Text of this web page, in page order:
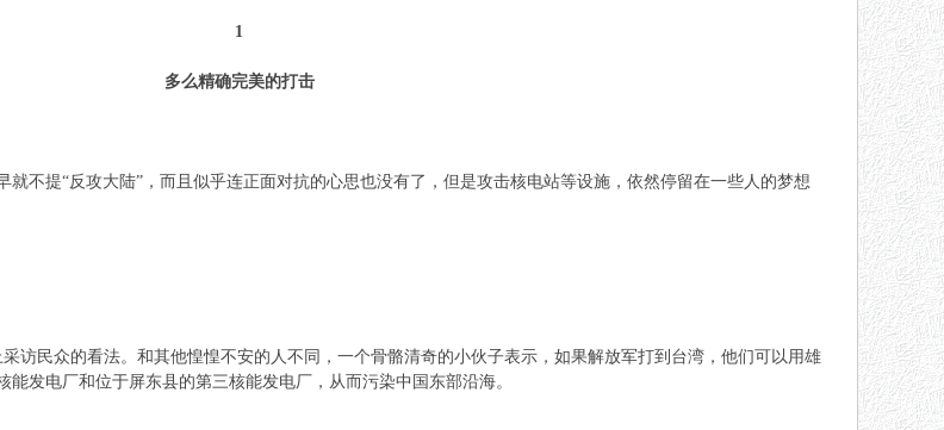
1
多么精确完美的打击
就不提“反攻大陆”，而且似乎连正面对抗的心思也没有了，但是攻击核电站等设施，依然停留在一些人的梦想
访民众的看法。和其他惶惶不安的人不同，一个骨骼清奇的小伙子表示，如果解放军打到台湾，他们可以用雄
发电厂和位于屏东县的第三核能发电厂，从而污染中国东部沿海。